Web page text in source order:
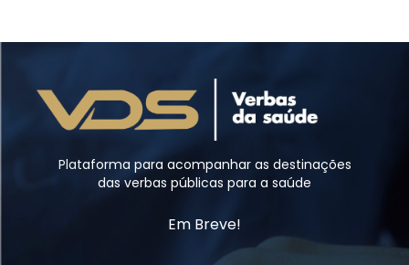
Plataforma para acompanhar as destinações
das verbas públicas para a saúde
Em Breve!